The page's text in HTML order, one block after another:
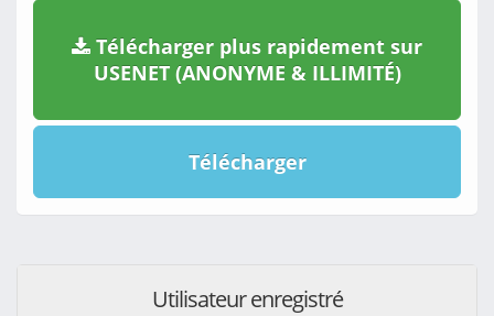
Télécharger plus rapidement sur
USENET (ANONYME & ILLIMITÉ)
Télécharger
Utilisateur enregistré